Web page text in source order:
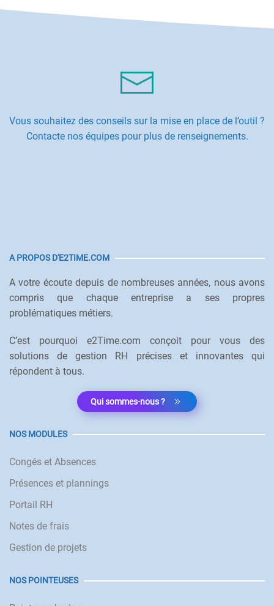
Vous souhaitez des conseils sur la mise en place de l’outil ?
Contacte nos équipes pour plus de renseignements.
A PROPOS D'E2TIME.COM
A votre écoute depuis de nombreuses années, nous avons
compris que chaque entreprise a ses propres
problématiques métiers.
C’est pourquoi e2Time.com conçoit pour vous des
solutions de gestion RH précises et innovantes qui
répondent à tous.
Qui sommes-nous ?
NOS MODULES
Congés et Absences
Présences et plannings
Portail RH
Notes de frais
Gestion de projets
NOS POINTEUSES